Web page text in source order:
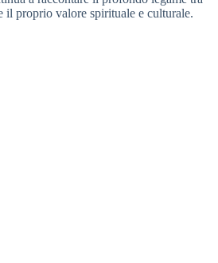
il proprio valore spirituale e culturale.